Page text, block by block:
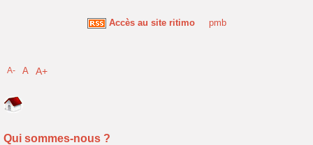
Accès au site ritimo pmb
A- A A+
Qui sommes-nous ?